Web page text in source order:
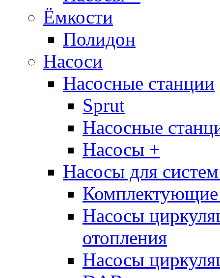
Ёмкости
Полидон
Насоси
Насосные станции
Sprut
Насосные
Насосы +
Насосы для
Комплектующие
Насосы
отопления
Насосы